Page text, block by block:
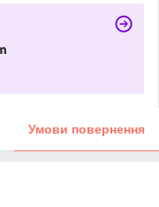
Умови повернення